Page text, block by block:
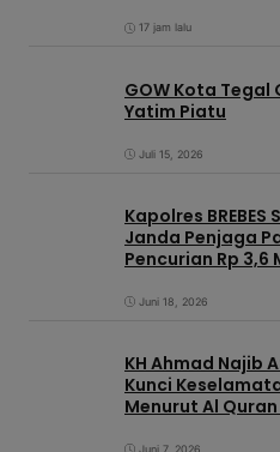
17 jam lalu
GOW Kota Tegal
Yatim Piatu
Juli 15, 2026
Kapolres
Janda Penjaga
Pencurian Rp 3,6
Juni 18, 2026
KH Ahmad Najib
Kunci
Menurut Al
Juni 7, 2026